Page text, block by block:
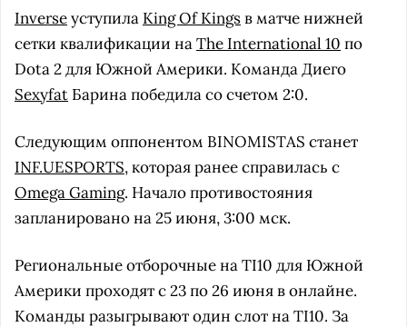
Inverseуступила King Of Kingsв матче нижней
сетки квалификации наThe International 10 по
Dota 2 для Южной Америки. Команда Диего
Sexyfat Барина победила со счетом 2:0.
Следующим оппонентом BINOMISTAS станет
INF.UESPORTS, которая ранее справилась с
Omega Gaming. Начало противостояния
запланировано на 25 июня, 3:00 мск.
Региональные отборочные на TI10 для Южной
Америки проходят с 23 по 26 июня в онлайне.
Команды разыгрывают один слот на TI10. За